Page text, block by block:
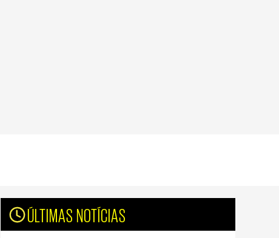
ÚLTIMAS NOTÍCIAS